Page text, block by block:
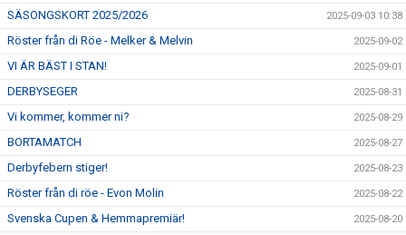
SÄSONGSKORT 2025/2026 2025-09-03 10:38
Röster från di Röe - Melker & Melvin 2025-09-02
VI ÄR BÄST I STAN! 2025-09-01
DERBYSEGER 2025-08-31
Vi kommer, kommer ni? 2025-08-29
BORTAMATCH 2025-08-27
Derbyfebern stiger! 2025-08-23
Röster från di röe - Evon Molin 2025-08-22
Svenska Cupen & Hemmapremiär! 2025-08-20